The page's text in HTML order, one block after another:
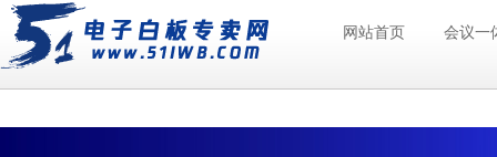
网站首页 会议一